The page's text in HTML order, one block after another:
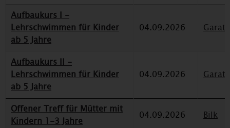
Aufbaukurs I -
Lehrschwimmen für Kinder
ab 5 Jahre
04.09.2026 Garath
Aufbaukurs II -
Lehrschwimmen für Kinder
ab 5 Jahre
04.09.2026 Garath
Offener Treff für Mütter mit
Kindern 1-3 Jahre
04.09.2026 Bilk